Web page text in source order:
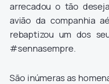
arrecadou o tão
avião da companhia
rebaptizou um dos
#sennasempre.
São inúmeras as